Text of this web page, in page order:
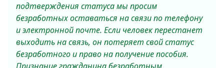
подтверждения статуса мы просим
безработных оставаться на связи по телефону
и электронной почте. Если человек перестанет
выходить на связь, он потеряет свой статус
безработного и право на получение пособия.